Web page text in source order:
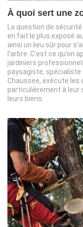
À quoi sert une
La question de
en fait le plus exposé
ainsi un lieu sûr pour
l’arbre. C’est ce qu’on
jardiniers
paysagiste, spécialiste
Chaussee, exécute les
particulièrement à leur
leurs biens.